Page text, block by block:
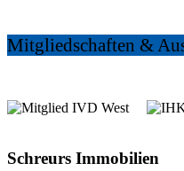
Mitgliedschaften &
Schreurs Immobilien